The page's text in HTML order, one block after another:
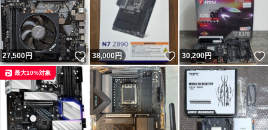
27,500円 いいね！
38,000 円 いいね！
30,200円
最大10%対象